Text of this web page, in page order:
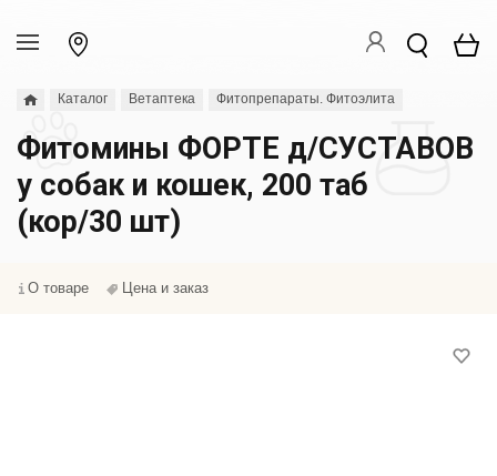
Каталог Ветаптека Фитопрепараты. Фитоэлита
Фитомины ФОРТЕ д/СУСТАВОВ
у собак и кошек, 200 таб
(кор/30 шт)
О товаре Цена и заказ